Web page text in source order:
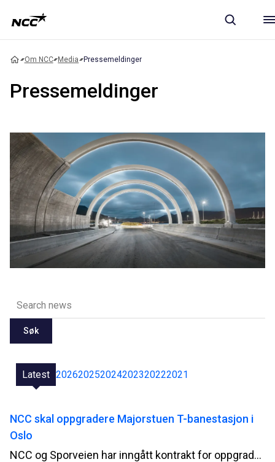
Om NCC Media Pressemeldinger
Pressemeldinger
Søk
Latest 202620252024202320222021
NCC skal oppgradere Majorstuen T-banestasjon i
Oslo
NCC og Sporveien har inngått kontrakt for oppgradering av Majorstuen T-banestasjon i Oslo. Kontrakten har en verdi på cirka 350 MNOK.